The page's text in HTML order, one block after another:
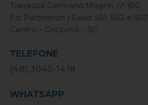
Travessa Germano Magrin, n° 100
Ed. Parthenon | Salas 501, 502 e 507
Centro – Criciúma – SC
TELEFONE
(48) 3045-1418
WHATSAPP